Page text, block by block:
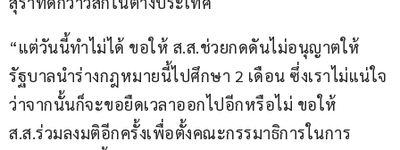
“แต่วันนี้ทำไม่ได้ ขอให้ ส.ส.ช่วยกดดันไม่อนุญาตให้
รัฐบาลนำร่างกฎหมายนี้ไปศึกษา 2 เดือน ซึ่งเราไม่แน่ใจ
ว่าจากนั้นก็จะขอยืดเวลาออกไปอีกหรือไม่ ขอให้
ส.ส.ร่วมลงมติอีกครั้งเพื่อตั้งคณะกรรมาธิการในการ